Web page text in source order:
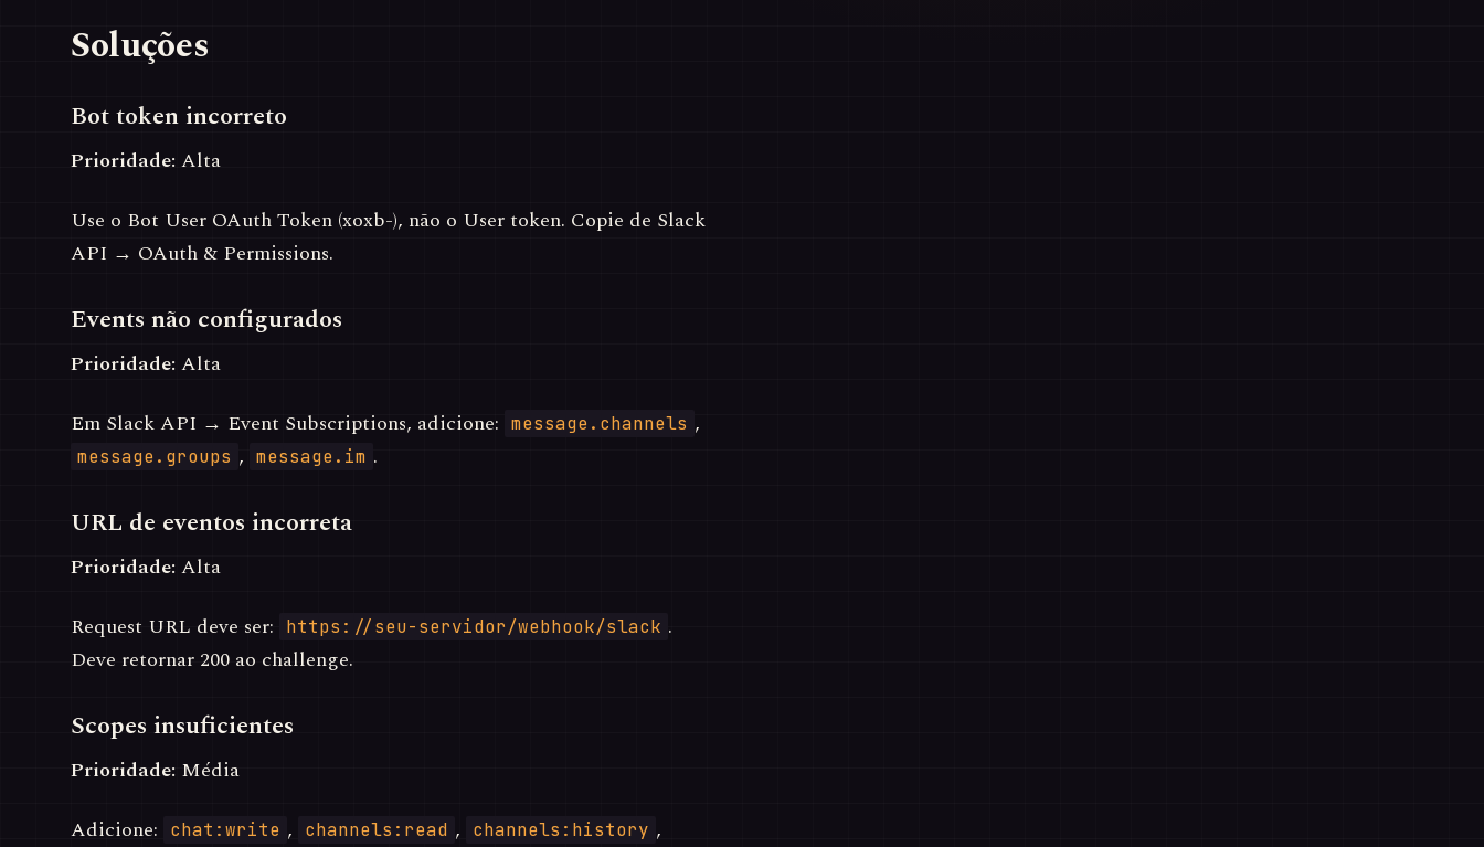
Soluções
Bot token incorreto
Prioridade: Alta
Use o Bot User OAuth Token (xoxb-), não o User token. Copie de Slack
API → OAuth & Permissions.
Events não configurados
Prioridade: Alta
Em Slack API → Event Subscriptions, adicione: message.channels ,
message.groups , message.im .
URL de eventos incorreta
Prioridade: Alta
Request URL deve ser:
https://seu-servidor/webhook/slack .
Deve retornar 200 ao challenge.
Scopes insuficientes
Prioridade: Média
Adicione:
chat:write , channels:read , channels:history ,